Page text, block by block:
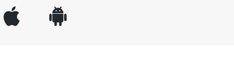
appleinc android